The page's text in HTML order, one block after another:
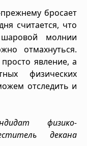
бросает
считается, что
шаровой молнии
отмахнуться.
явление, а
физических
отследить и
физико-
декана